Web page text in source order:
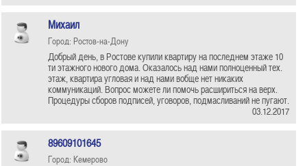
Михаил
Город: Ростов-на-Дону
Добрый день, в Ростове купили квартиру на последнем этаже 10
ти этажного нового дома. Оказалось над нами полноценный тех.
этаж, квартира угловая и над нами вобще нет никаких
коммуникаций. Вопрос можете ли помочь расшириться на верх.
Процедуры сборов подписей, уговоров, подмасливаний не пугают.
03.12.2017
89609101645
Город: Кемерово